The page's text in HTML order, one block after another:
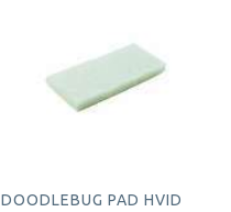
DOODLEBUG PAD HVID